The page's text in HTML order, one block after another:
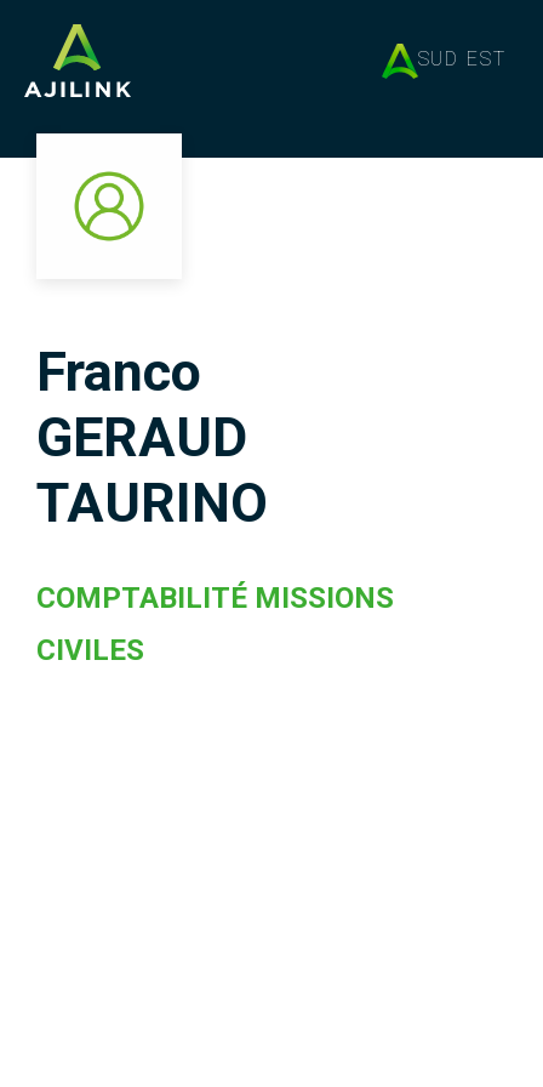
SUD EST
Franco
GERAUD
TAURINO
COMPTABILITÉ MISSIONS
CIVILES